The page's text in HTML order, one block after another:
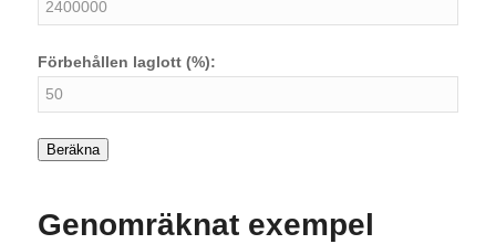
Förbehållen laglott (%):
Beräkna
Genomräknat exempel